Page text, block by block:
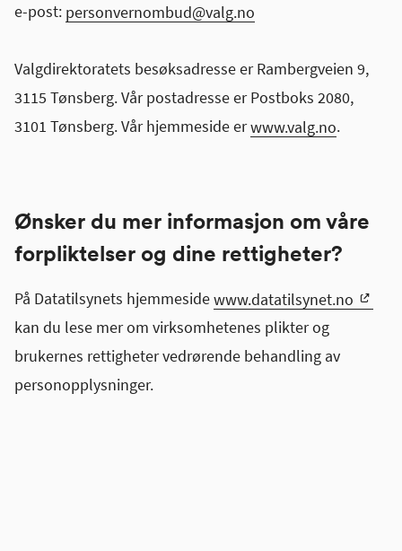
e-post: personvernombud@valg.no
Valgdirektoratets besøksadresse er Rambergveien 9,
3115 Tønsberg. Vår postadresse er Postboks 2080,
3101 Tønsberg. Vår hjemmeside erwww.valg.no.
Ønsker du mer informasjon om våre
forpliktelser og dine rettigheter?
På Datatilsynets hjemmesidewww.datatilsynet.no
kan du lese mer om virksomhetenes plikter og
brukernes rettigheter vedrørende behandling av
personopplysninger.